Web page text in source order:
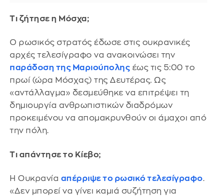
Τι ζήτησε η Μόσχα;
Ο ρωσικός στρατός έδωσε στις ουκρανικές
αρχές τελεσίγραφο να ανακοινώσει την
παράδοση της Μαριούπολης έως τις 5:00 το
πρωί (ώρα Μόσχας) της Δευτέρας. Ως
«αντάλλαγμα» δεσμεύθηκε να επιτρέψει τη
δημιουργία ανθρωπιστικών διαδρόμων
προκειμένου να απομακρυνθούν οι άμαχοι από
την πόλη.
Τι απάντησε το Κίεβο;
Η Ουκρανία απέρριψε το ρωσικό τελεσίγραφο.
«Δεν μπορεί να γίνει καμιά συζήτηση για